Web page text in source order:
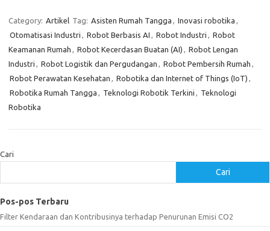
Category: Artikel Tag: Asisten Rumah Tangga , Inovasi robotika ,
Otomatisasi Industri , Robot Berbasis AI , Robot Industri , Robot
Keamanan Rumah , Robot Kecerdasan Buatan (AI) , Robot Lengan
Industri , Robot Logistik dan Pergudangan , Robot Pembersih Rumah ,
Robot Perawatan Kesehatan , Robotika dan Internet of Things (IoT) ,
Robotika Rumah Tangga , Teknologi Robotik Terkini , Teknologi
Robotika
Cari
Cari
Pos-pos Terbaru
Filter Kendaraan dan Kontribusinya terhadap Penurunan Emisi CO2